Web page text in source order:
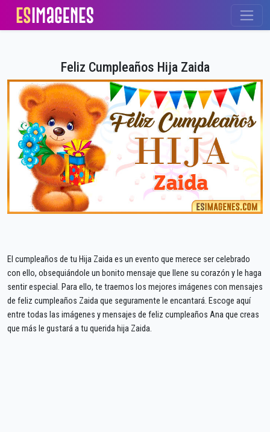
Feliz Cumpleaños Hija Zaida
El cumpleaños de tu Hija Zaida es un evento que merece ser celebrado
con ello, obsequiándole un bonito mensaje que llene su corazón y le haga
sentir especial. Para ello, te traemos los mejores imágenes con mensajes
de feliz cumpleaños Zaida que seguramente le encantará. Escoge aquí
entre todas las imágenes y mensajes de feliz cumpleaños Ana que creas
que más le gustará a tu querida hija Zaida.